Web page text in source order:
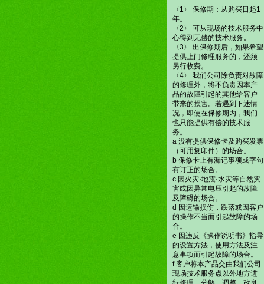
〈1〉 保修期：从购买日起1
年。
〈2〉 可从现场的技术服务中
心得到无偿的技术服务。
〈3〉 出保修期后，如果希望
提供上门修理服务的，还须
另行收费。
〈4〉 我们公司除负责对故障
的修理外，将不负责因本产
品的故障引起的其他给客户
带来的损害。若遇到下述情
况，即使在保修期内，我们
也只能提供有偿的技术服
务。
a 没有提供保修卡及购买发票
（可用复印件）的场合。
b 保修卡上有漏记事项或字句
有订正的场合。
c 因火灾·地震·水灾等自然灾
害或因异常电压引起的故障
及障碍的场合。
d 因运输损伤，跌落或因客户
的操作不当而引起故障的场
合。
e 因违反《操作说明书》指导
的设置方法，使用方法及注
意事项而引起故障的场合。
f 客户将本产品交由我们公司
现场技术服务点以外地方进